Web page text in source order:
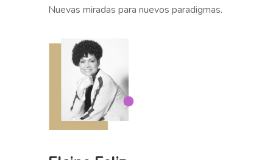
Nuevas miradas para nuevos paradigmas.